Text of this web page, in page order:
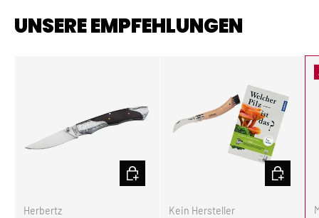
UNSERE EMPFEHLUNGEN
Herbertz
IN DEN WARENKORB
Kein Hersteller
IN DEN